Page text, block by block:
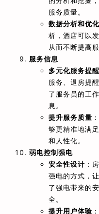
服务质量。
数据分析和优化
析，酒店可以
从而不断提高
服务信息
多元化服务提醒
服务、退房提
了服务员的工
息。
提升服务质量
够更精准地满
和人性化。
弱电控制强电
安全性设计 ：
强电的方式，
了强电带来的
全。
提升用户体验